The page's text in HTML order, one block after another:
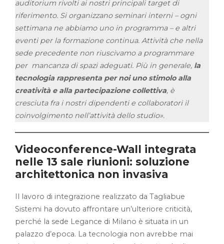
auditorium rivolti ai nostri principali target di
riferimento. Si organizzano seminari interni – ogni
settimana ne abbiamo uno in programma – e altri
eventi per la formazione continua. Attività che nella
sede precedente non riuscivamo a programmare
per mancanza di spazi adeguati. Più in generale, la
tecnologia rappresenta per noi uno stimolo alla
creatività e alla partecipazione collettiva, è
cresciuta fra i nostri dipendenti e collaboratori il
coinvolgimento nell’attività dello studio».
Videoconference-Wall integrata
nelle 13 sale riunioni: soluzione
architettonica non invasiva
Il lavoro di integrazione realizzato da Tagliabue
Sistemi ha dovuto affrontare un’ulteriore criticità,
perché la sede Legance di Milano è situata in un
palazzo d’epoca. La tecnologia non avrebbe mai